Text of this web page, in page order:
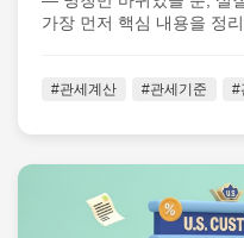
가장 먼저 핵심 내용을 정
#관세계산 #관세기준 #